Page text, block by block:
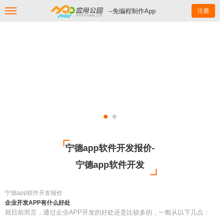
--免编程制作App 注册
宁德app软件开发报价-
宁德app软件开发
宁德app软件开发报价
企业开发APP有什么好处
就目前而言，通过企业APP开发的好处还是比较多的，一般从以下几点：